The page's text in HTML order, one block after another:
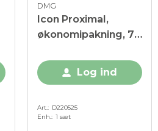
DMG
Icon Proximal,
økonomipakning, 7
Log ind
Art.
D220525
Enh. 1 sæt